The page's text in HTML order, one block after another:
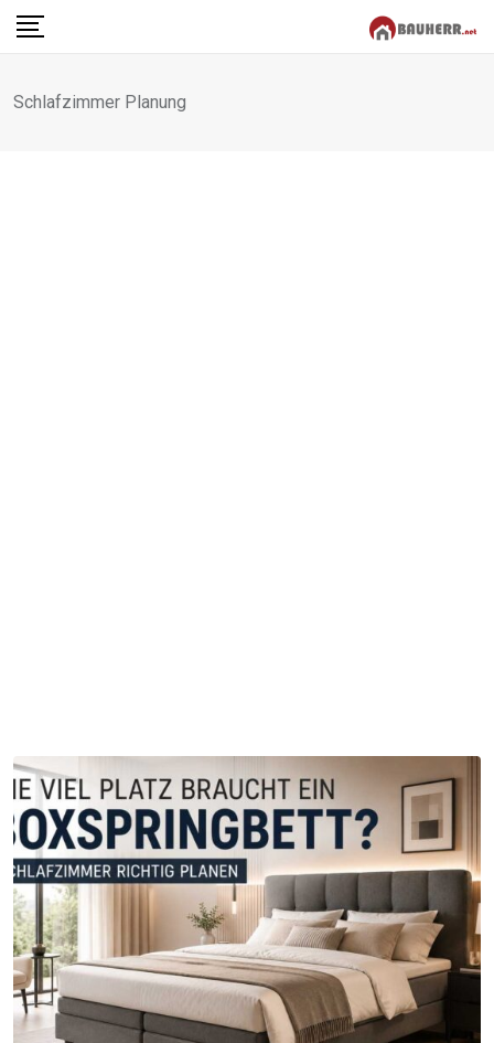
Skip
Schlafzimmer Planung